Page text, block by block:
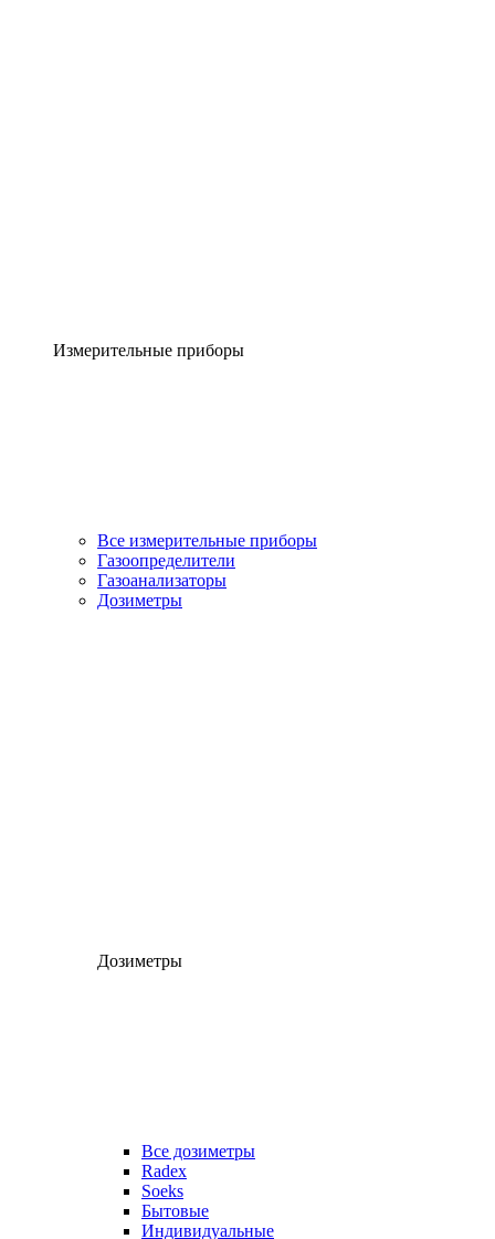
Измерительные приборы
Все измерительные приборы
Газоопределители
Газоанализаторы
Дозиметры
Дозиметры
Все дозиметры
Radex
Soeks
Бытовые
Индивидуальные